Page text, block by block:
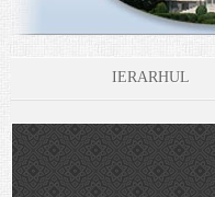
IERARHUL